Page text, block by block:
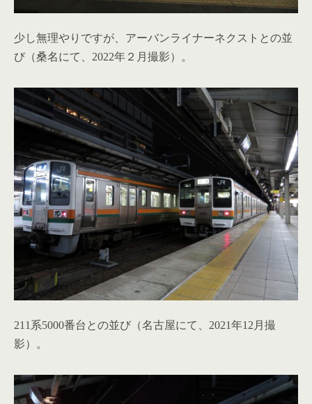
少し無理やりですが、アーバンライナーネクストとの並
び（桑名にて、2022年２月撮影）。
211系5000番台との並び（名古屋にて、2021年12月撮
影）。